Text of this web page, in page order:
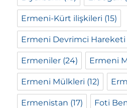
Ermeni-Kürt ilişkileri (15)
Ermeni Devrimci Hareketi
Ermeniler (24) Ermeni
Ermeni Mülkleri (12)
Ermenistan (17) Foti